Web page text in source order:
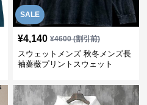
SALE
¥4,140 ¥4600(割引前)
スウェットメンズ 秋冬メンズ長
袖薔薇プリントスウェット